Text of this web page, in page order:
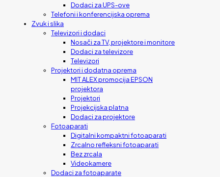
Dodaci za UPS-ove
Telefoni i konferencijska oprema
Zvuk i slika
Televizori i dodaci
Nosači za TV, projektore i monitore
Dodaci za televizore
Televizori
Projektori i dodatna oprema
MIT ALEX promocija EPSON
projektora
Projektori
Projekcijska platna
Dodaci za projektore
Fotoaparati
Digitalni kompaktni fotoaparati
Zrcalno refleksni fotoaparati
Bez zrcala
Videokamere
Dodaci za fotoaparate